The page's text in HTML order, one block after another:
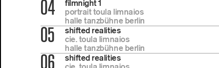
04
filmnight 1
portrait toula limnaios
halle tanzbühne berlin
05
shifted realities
cie. toula limnaios
halle tanzbühne berlin
06
shifted realities